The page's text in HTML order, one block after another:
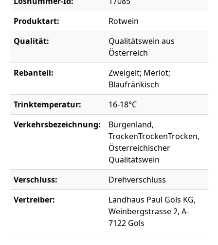
Produktart:
Rotwein
Qualität:
Qualitätswein aus
Österreich
Rebanteil:
Zweigelt; Merlot;
Blaufränkisch
Trinktemperatur:
16-18°C
Verkehrsbezeichnung:
Burgenland,
TrockenTrockenTrocken,
Österreichischer
Qualitätswein
Verschluss:
Drehverschluss
Vertreiber:
Landhaus Paul Gols KG,
Weinbergstrasse 2, A-
7122 Gols